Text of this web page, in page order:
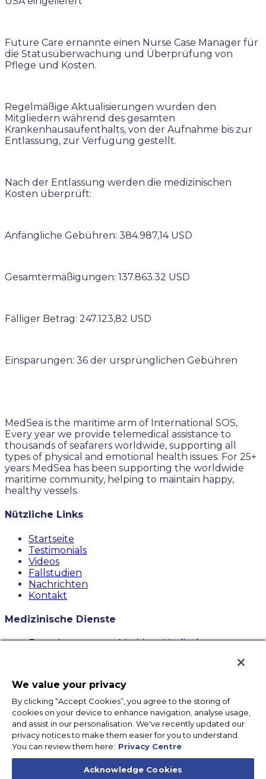
Future Care ernannte einen Nurse Case Manager für
die Statusüberwachung und Überprüfung von
Pflege und Kosten.
Regelmäßige Aktualisierungen wurden den
Mitgliedern während des gesamten
Krankenhausaufenthalts, von der Aufnahme bis zur
Entlassung, zur Verfügung gestellt.
Nach der Entlassung werden die medizinischen
Kosten überprüft:
Anfängliche Gebühren: 384.987,14 USD
Gesamtermäßigungen: 137.863.32 USD
Fälliger Betrag: 247.123,82 USD
Einsparungen: 36 der ursprünglichen Gebühren
MedSea is the maritime arm of International SOS,
Every year we provide telemedical assistance to
thousands of seafarers worldwide, supporting all
types of physical and emotional health issues. For 25+
years MedSea has been supporting the worldwide
maritime community, helping to maintain happy,
healthy vessels.
Nützliche Links
Startseite
Testimonials
Videos
Fallstudien
Nachrichten
Kontakt
Medizinische Dienste
Erste Antwort von Maritime Medical
Kontaktieren Sie uns
123 Town Square Pl # 531,
Jersey City, NJ 07310
+1 (917) 579-0257
We value your privacy
By clicking “Accept Cookies”, you agree to the storing of
cookies on your device to enhance navigation, analyse usage,
and assist in our personalisation. We've recently updated our
privacy notices to make them easier for you to understand.
You can review them here: Privacy Centre
Acknowledge Cookies